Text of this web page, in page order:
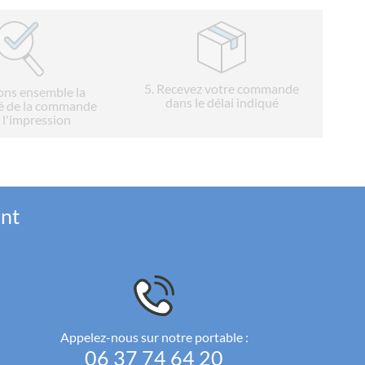
ensemble la
de la commande
5. Recevez votre commande
dans le délai indiqué
Appelez-nous sur notre portable :
06 37 74 64 20